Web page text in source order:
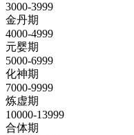
3000-3999
金丹期
4000-4999
元婴期
5000-6999
化神期
7000-9999
炼虚期
10000-13999
合体期